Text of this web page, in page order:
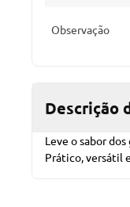
Observação
Descrição
Leve o sabor
Prático, versátil